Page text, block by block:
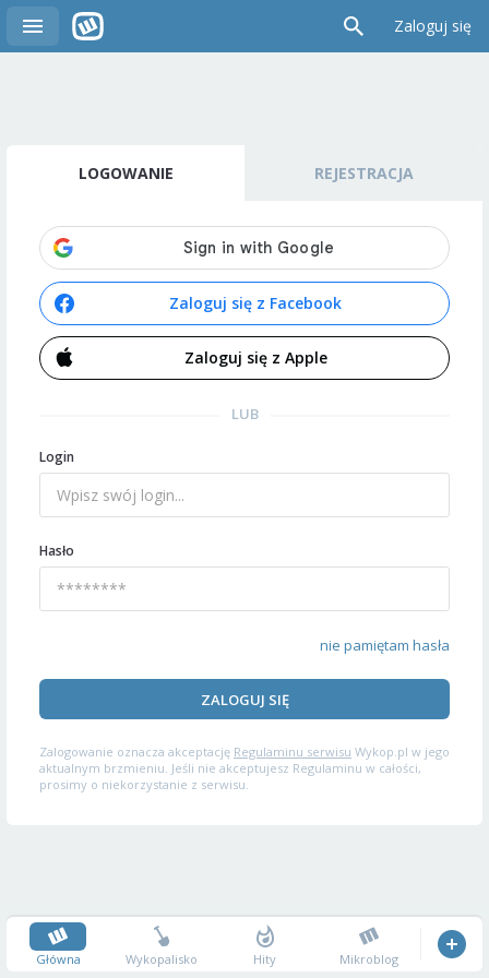
Zaloguj się
LOGOWANIE REJESTRACJA
Zaloguj się z Facebook
Zaloguj się z Apple
LUB
Login
Hasło
nie pamiętam hasła
ZALOGUJ SIĘ
Zalogowanie oznacza akceptację Regulaminu serwisu Wykop.pl w jego
aktualnym brzmieniu. Jeśli nie akceptujesz Regulaminu w całości,
prosimy o niekorzystanie z serwisu.
Główna Wykopalisko Hity Mikroblog